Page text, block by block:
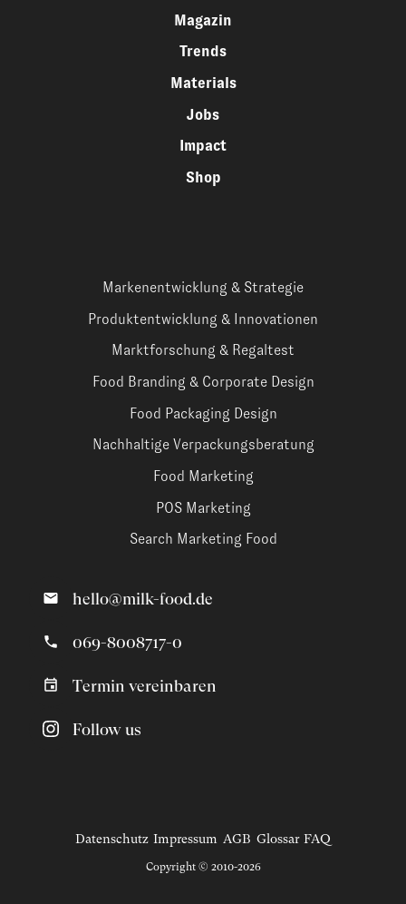
Magazin
Trends
Materials
Jobs
Impact
Shop
Markenentwicklung & Strategie
Produktentwicklung & Innovationen
Marktforschung & Regaltest
Food Branding & Corporate Design
Food Packaging Design
Nachhaltige Verpackungsberatung
Food Marketing
POS Marketing
Search Marketing Food
hello@milk-food.de
069-8008717-0
Termin vereinbaren
Follow us
Datenschutz Impressum AGB Glossar FAQ
Copyright © 2010-2026